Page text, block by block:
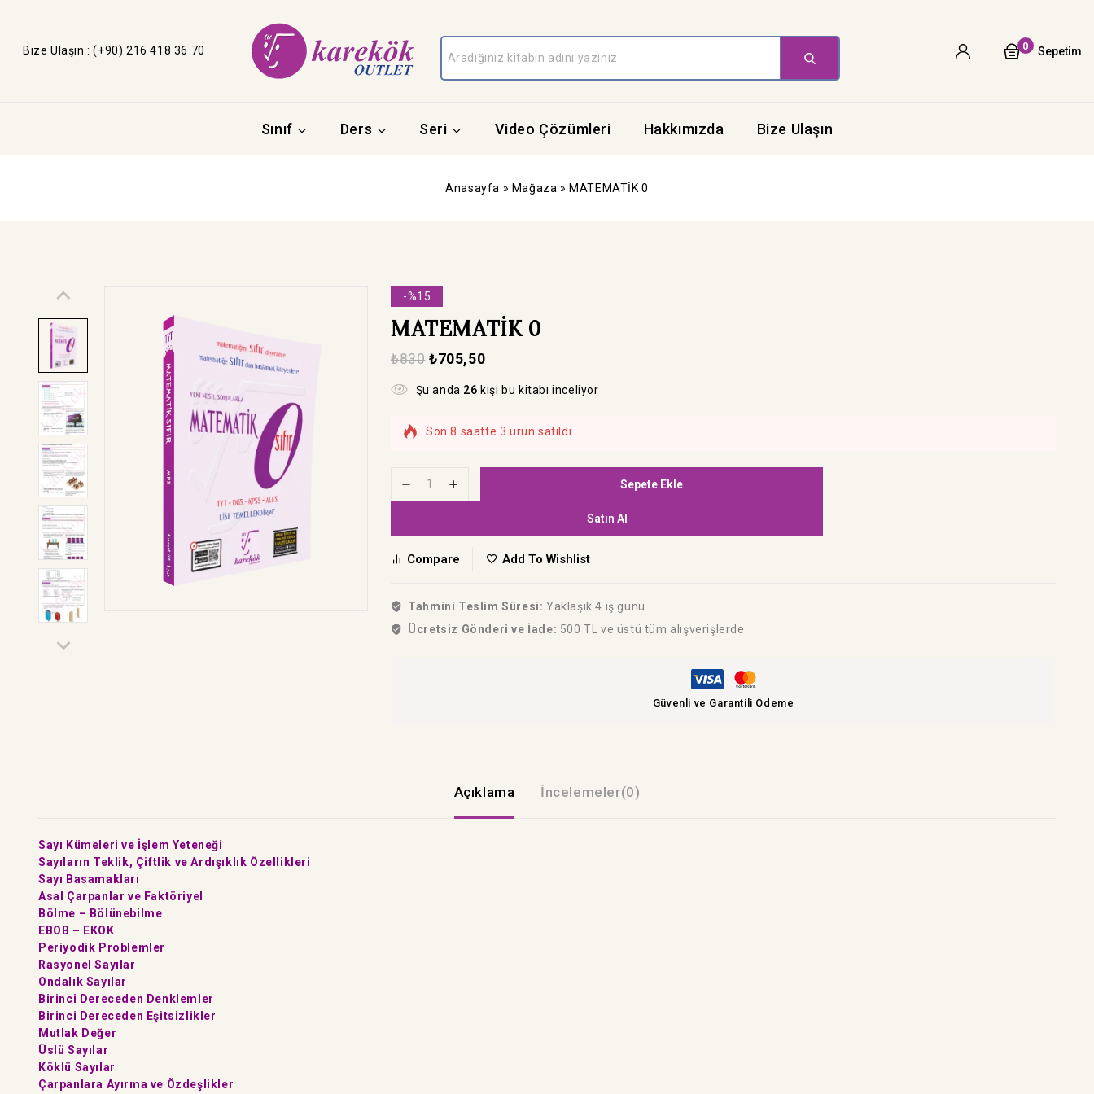
Bize Ulaşın : (+90) 216 418 36 70 0 Sepetim
Sınıf Ders Seri Video Çözümleri Hakkımızda Bize Ulaşın
Anasayfa » Mağaza »MATEMATİK 0
-%15
MATEMATİK 0
₺830 ₺705,50
Şu anda 26 kişi bu kitabı inceliyor
Son 8 saatte 3 ürün satıldı.
Sepete Ekle
Satın Al
Compare Add To Wishlist
Tahmini Teslim Süresi: Yaklaşık 4 iş günü
Ücretsiz Gönderi ve İade: 500 TL ve üstü tüm alışverişlerde
Güvenli ve Garantili Ödeme
Açıklama İncelemeler(0)
Sayı Kümeleri ve İşlem Yeteneği
Sayıların Teklik, Çiftlik ve Ardışıklık Özellikleri
Sayı Basamakları
Asal Çarpanlar ve Faktöriyel
Bölme – Bölünebilme
EBOB – EKOK
Periyodik Problemler
Rasyonel Sayılar
Ondalık Sayılar
Birinci Dereceden Denklemler
Birinci Dereceden Eşitsizlikler
Mutlak Değer
Üslü Sayılar
Köklü Sayılar
Çarpanlara Ayırma ve Özdeşlikler